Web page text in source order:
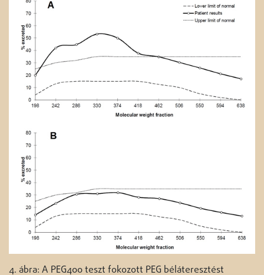
4. ábra: A PEG400 teszt fokozott PEG béláteresztést